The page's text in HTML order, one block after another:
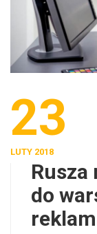
23
LUTY 2018
do